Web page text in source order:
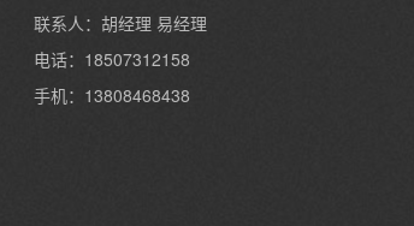
联系人：胡经理 易经理
电话：18507312158
手机：13808468438